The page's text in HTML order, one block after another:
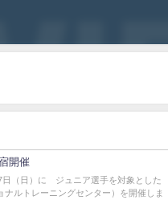
開催
日（日）に ジュニア選手を対象とした
ナルトレーニングセンター）を開催しま